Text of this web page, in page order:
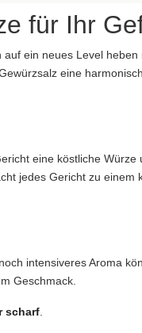
Produktverpackung, nur
sind verbindlich.
für Ihr
ein neues Level
eine
eine köstliche Würze
jedes Gericht zu einem
intensiveres Aroma
Geschmack.
scharf